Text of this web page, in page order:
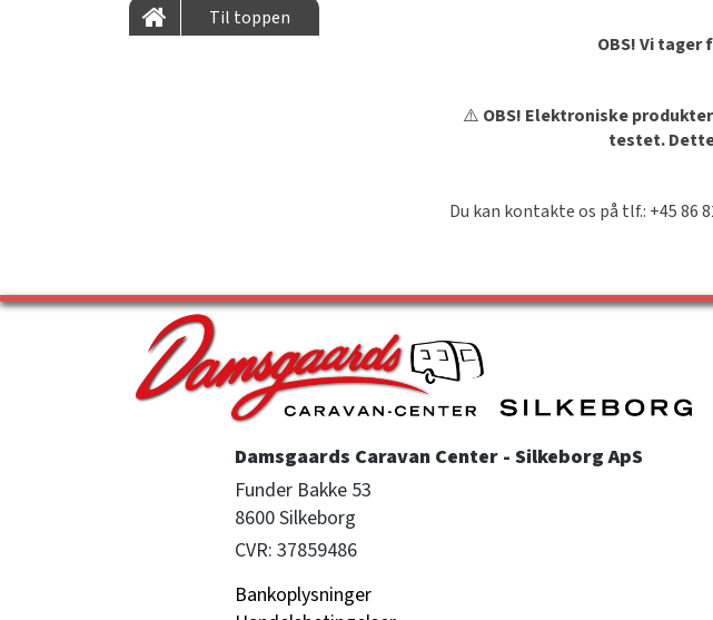
Til toppen
OBS! Vi
⚠️ OBS! Elektroniske
testet.
Du kan kontakte os på tlf.: +45 86
Damsgaards Caravan Center - Silkeborg ApS
Funder Bakke 53
8600 Silkeborg
CVR: 37859486
Bankoplysninger